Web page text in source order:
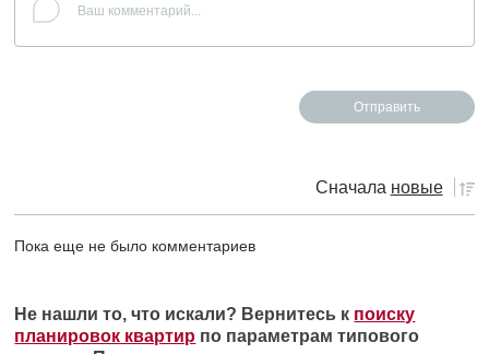
Сначала новые
Пока еще не было комментариев
Не нашли то, что искали? Вернитесь к поиску
планировок квартир по параметрам типового